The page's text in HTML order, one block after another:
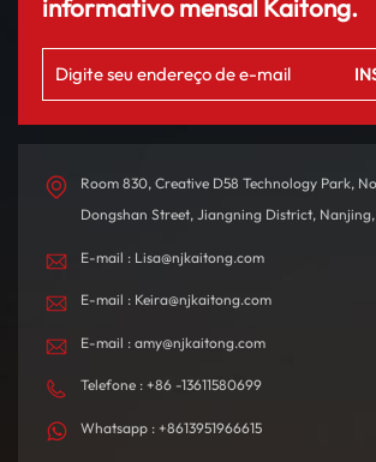
informativo mensal Kaitong.
Room 830, Creative D58 Technology Park,
Dongshan Street, Jiangning District,
E-mail : Lisa@njkaitong.com
E-mail : Keira@njkaitong.com
E-mail : amy@njkaitong.com
Telefone : +86 -13611580699
Whatsapp : +8613951966615